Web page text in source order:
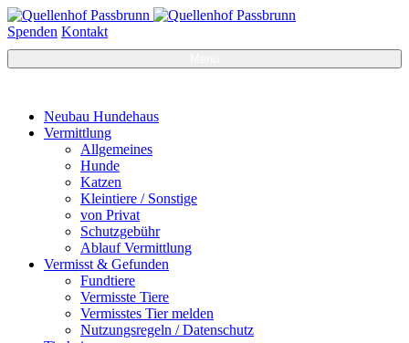
Spenden Kontakt
Neubau Hundehaus
Vermittlung
Allgemeines
Hunde
Katzen
Kleintiere / Sonstige
von Privat
Schutzgebühr
Ablauf Vermittlung
Vermisst & Gefunden
Fundtiere
Vermisste Tiere
Vermisstes Tier melden
Nutzungsregeln / Datenschutz